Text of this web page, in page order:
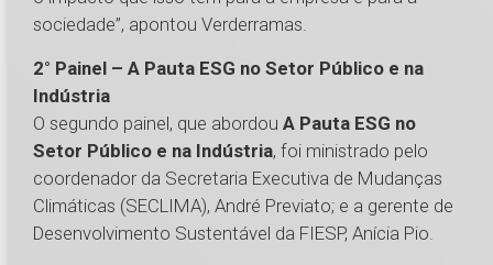
sociedade”, apontou Verderramas.
2° Painel – A Pauta ESG no Setor Público e na
Indústria
O segundo painel, que abordou A Pauta ESG no
Setor Público e na Indústria, foi ministrado pelo
coordenador da Secretaria Executiva de Mudanças
Climáticas (SECLIMA), André Previato; e a gerente de
Desenvolvimento Sustentável da FIESP, Anícia Pio.